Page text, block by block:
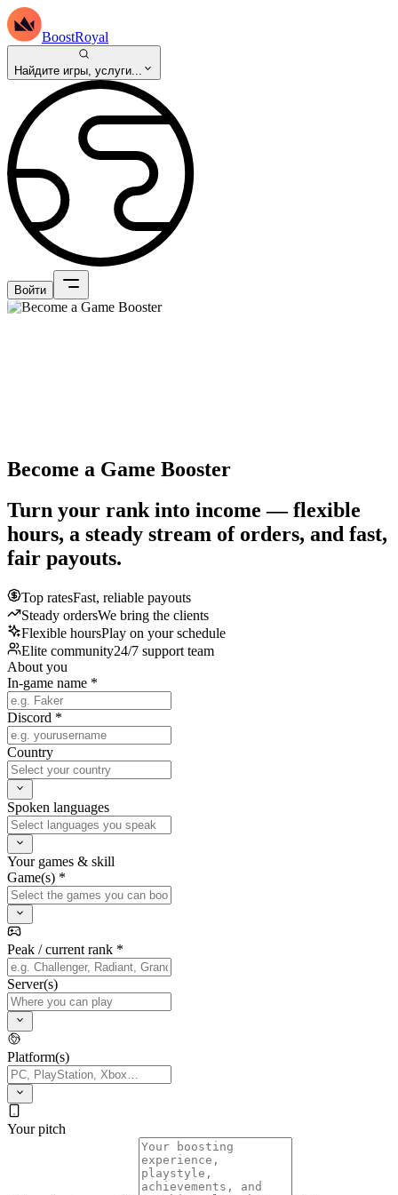
BoostRoyal
Найдите игры, услуги...
Войти
Become a Game Booster
Turn your rank into income — flexible
hours, a steady stream of orders, and fast,
fair payouts.
Top ratesFast, reliable payouts
Steady ordersWe bring the clients
Flexible hoursPlay on your schedule
Elite community24/7 support team
About you
In-game name *
Discord *
Country
Spoken languages
Your games & skill
Game(s) *
Peak / current rank *
Server(s)
Platform(s)
Your pitch